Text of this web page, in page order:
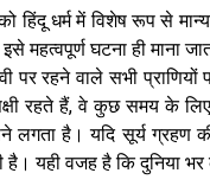
हिंदू धर्म में विशेष रूप से
महत्वपूर्ण घटना ही माना
पर रहने वाले सभी
रहते हैं, वे कुछ समय के
लगता है। यदि सूर्य
है। यही वजह है कि दुनिया